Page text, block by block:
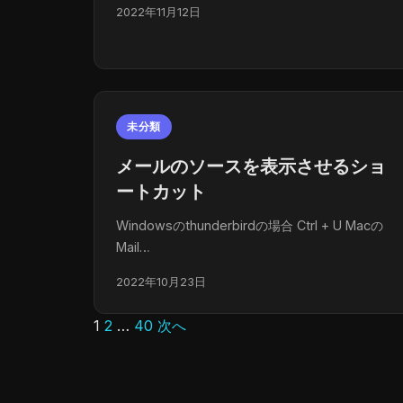
2022年11月12日
未分類
メールのソースを表示させるショ
ートカット
Windowsのthunderbirdの場合 Ctrl + U Macの
Mail…
2022年10月23日
投
1 2 … 40 次へ